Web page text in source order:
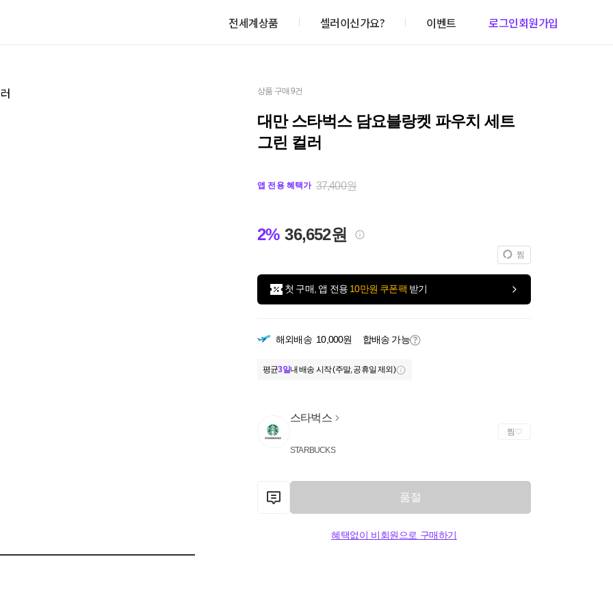
전세계상품 셀러이신가요? 이벤트 로그인회원가입
상품 구매 9건
대만 스타벅스 담요블랑켓 파우치 세트
그린 컬러
앱 전용 혜택가 37,400원
2% 36,652원
찜
첫 구매, 앱 전용 10만원 쿠폰팩 받기
해외배송 10,000원 합배송 가능
평균3일내 배송 시작 (주말, 공휴일 제외)
스타벅스
STARBUCKS
찜
품절
혜택없이 비회원으로 구매하기